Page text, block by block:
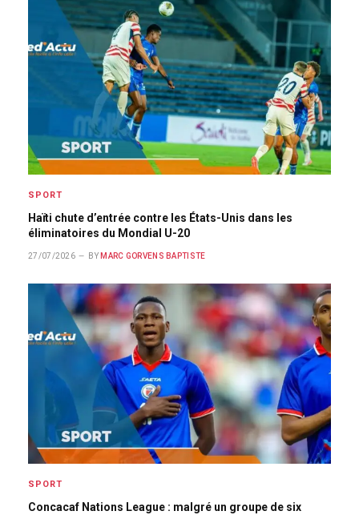
SPORT
Haïti chute d’entrée contre les États-Unis dans les
éliminatoires du Mondial U-20
27/07/2026 BY MARC GORVENS BAPTISTE
SPORT
Concacaf Nations League : malgré un groupe de six